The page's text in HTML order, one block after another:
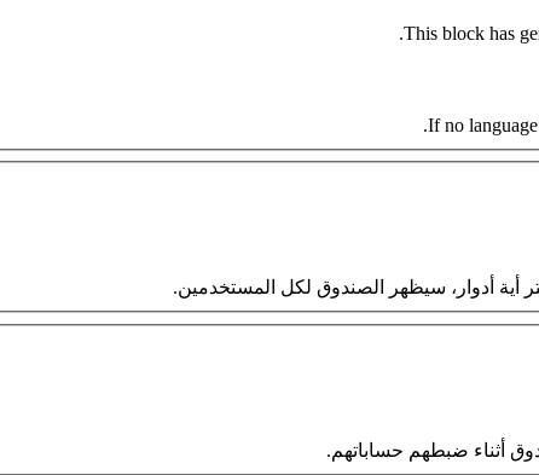
This block has
If no
أية أدوار، سيظهر الصندوق لكل المستخدمين.
أثناء ضبطهم حساباتهم.